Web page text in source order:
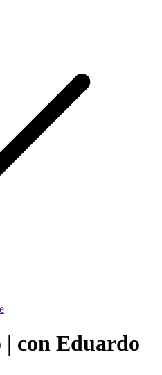
| con Eduardo